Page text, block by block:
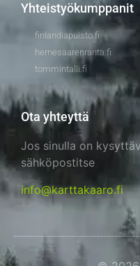
Yhteistyökumppanit
finlandiapuisto.fi
hernesaarenranta.fi
tommintalli.fi
Ota yhteyttä
Jos sinulla on
sähköpostitse
info@karttakaaro.fi